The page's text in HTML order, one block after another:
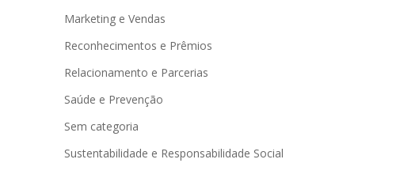
Marketing e Vendas
Reconhecimentos e Prêmios
Relacionamento e Parcerias
Saúde e Prevenção
Sem categoria
Sustentabilidade e Responsabilidade Social